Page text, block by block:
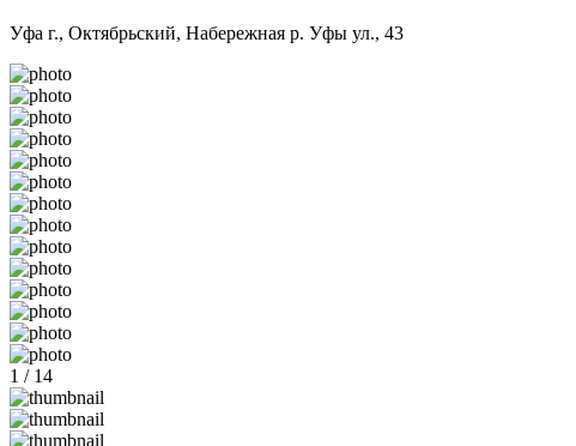
Уфа г., Октябрьский, Набережная р. Уфы ул., 43
1 / 14